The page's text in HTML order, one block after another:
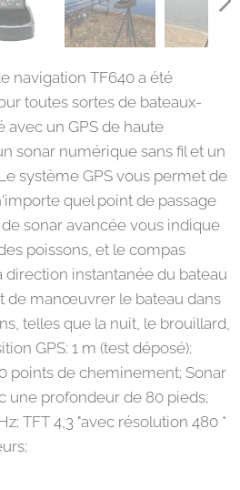
navigation TF640 a été
toutes sortes de bateaux-
avec un GPS de haute
sonar numérique sans fil et un
système GPS vous permet de
quel point de passage
sonar avancée vous indique
poissons, et le compas
instantanée du bateau
de manœuvrer le bateau dans
telles que la nuit, le brouillard,
GPS: 1 m (test déposé);
points de cheminement; Sonar
une profondeur de 80 pieds;
TFT 4,3 "avec résolution 480 *